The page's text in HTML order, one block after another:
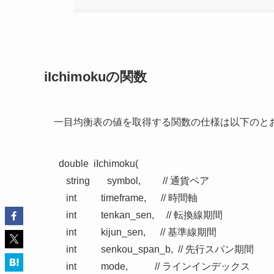
iIchimokuの関数
一目均衡表の値を取得する関数の仕様は以下のと
double  iIchimoku(
   string       symbol,         // 通貨ペア
   int          timeframe,      // 時間軸
   int          tenkan_sen,     // 転換線期間
   int          kijun_sen,      // 基準線期間
   int          senkou_span_b,  // 先行スパン期間
   int          mode,           // ラインインデックス